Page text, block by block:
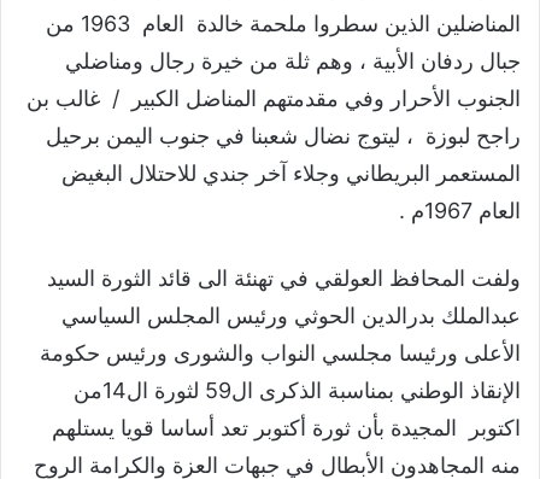
المناضلين الذين سطروا ملحمة خالدة العام 1963 من
جبال ردفان الأبية ، وهم ثلة من خيرة رجال ومناضلي
الجنوب الأحرار وفي مقدمتهم المناضل الكبير / غالب بن
راجح لبوزة ، ليتوج نضال شعبنا في جنوب اليمن برحيل
المستعمر البريطاني وجلاء آخر جندي للاحتلال البغيض
العام 1967م .
ولفت المحافظ العولقي في تهنئة الى قائد الثورة السيد
عبدالملك بدرالدين الحوثي ورئيس المجلس السياسي
الأعلى ورئيسا مجلسي النواب والشورى ورئيس حكومة
الإنقاذ الوطني بمناسبة الذكرى ال59 لثورة ال14من
اكتوبر المجيدة بأن ثورة أكتوبر تعد أساسا قويا يستلهم
منه المجاهدون الأبطال في جبهات العزة والكرامة الروح